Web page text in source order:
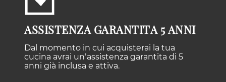
ASSISTENZA GARANTITA 5 ANNI
Dal momento in cui acquisterai la tua
cucina avrai un’assistenza garantita di 5
anni già inclusa e attiva.